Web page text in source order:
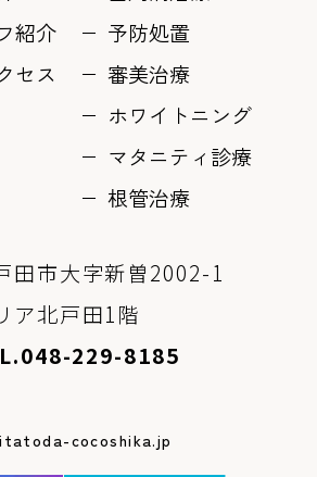
紹介
予防処置
セス
審美治療
ホワイトニング
マタニティ診療
根管治療
田市大字新曽2002-1
ア北戸田1階
229-8185
cocoshika.jp